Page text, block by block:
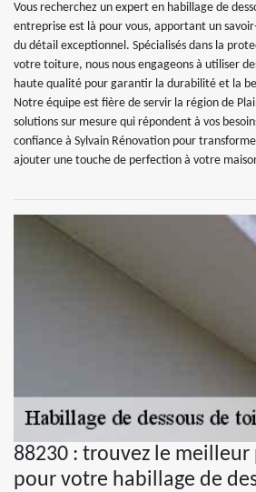
Vous recherchez un expert en habillage de
entreprise est là pour vous, apportant un
du détail exceptionnel. Spécialisés dans la
votre toiture, nous nous engageons à utiliser
haute qualité pour garantir la durabilité et la
Notre équipe est fière de servir la région de
solutions sur mesure qui répondent à vos
confiance à Sylvain Rénovation pour
ajouter une touche de perfection à votre
88230 : trouvez le meilleur
pour votre habillage de